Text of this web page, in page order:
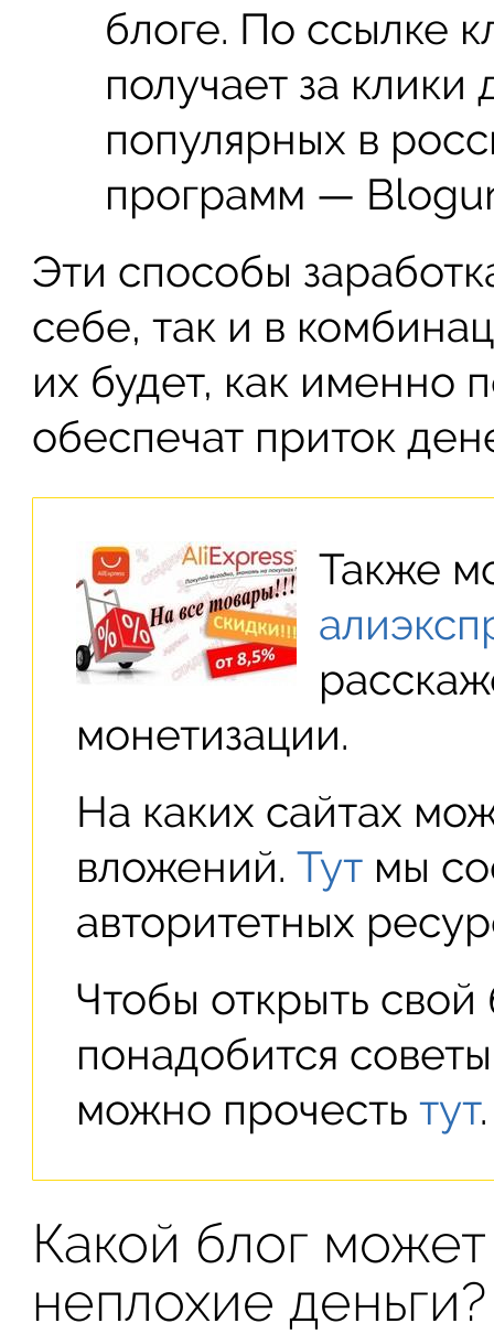
блоге. По ссылке
получает за
популярных в
программ —
Эти способы
себе, так и в
их будет, как именно
обеспечат приток
Также
монетизации.
На каких сайтах
вложений.Тут мы
авторитетных
Чтобы открыть свой
понадобится
можно прочестьтут.
Какой блог может
неплохие деньги?